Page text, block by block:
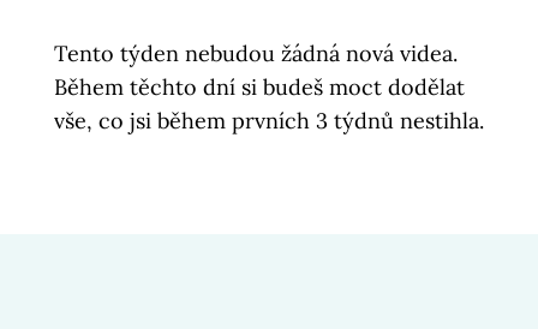
Tento týden nebudou žádná nová videa.
Během těchto dní si budeš moct dodělat
vše, co jsi během prvních 3 týdnů nestihla.